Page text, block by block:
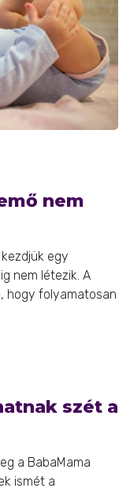
nem
egy
nem létezik. A
hogy folyamatosan
szét a
a BabaMama
ismét a